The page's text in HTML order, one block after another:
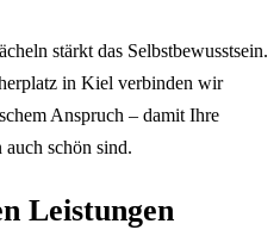
stärkt das Selbstbewusstsein.
in Kiel verbinden wir
Anspruch – damit Ihre
auch schön sind.
Leistungen